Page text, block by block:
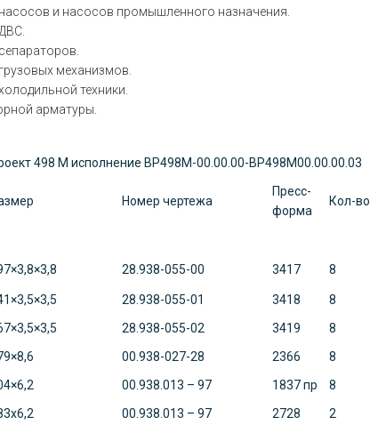
и насосов промышленного назначения.
механизмов.
техники.
арматуры.
498 М исполнение ВР498М-00.00.00-ВР498М00.00.00.03
Номер чертежа
Пресс-
форма
Кол-во
28.938-055-00 3417 8
28.938-055-01 3418 8
28.938-055-02 3419 8
00.938-027-28 2366 8
00.938.013 – 97 1837 пр 8
00.938.013 – 97 2728 2